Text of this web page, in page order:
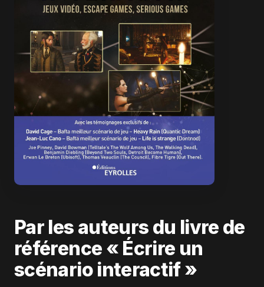
Par les auteurs du livre de
référence « Écrire un
scénario interactif »